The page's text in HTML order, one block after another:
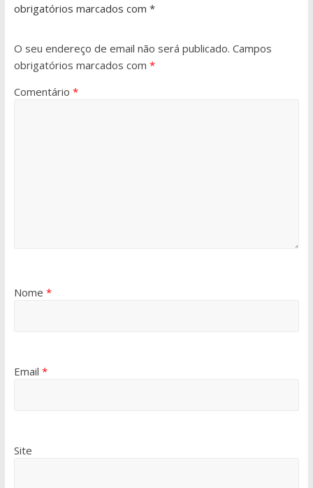
obrigatórios marcados com *
O seu endereço de email não será publicado. Campos
obrigatórios marcados com *
Comentário *
Nome *
Email *
Site